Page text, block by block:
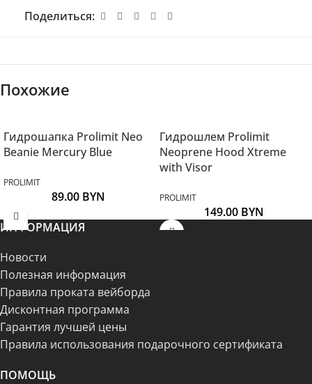
Поделиться:
Похожие
Гидрошапка Prolimit Neo
Beanie Mercury Blue
PROLIMIT
89.00 BYN
Гидрошлем Prolimit
Neoprene Hood Xtreme
with Visor
PROLIMIT
149.00 BYN
ИНФОРМАЦИЯ
Новости
Полезная информация
Правила проката вейборда
Дисконтная программа
Гарантия лучшей цены
Правила использования подарочного сертификата
ПОМОЩЬ